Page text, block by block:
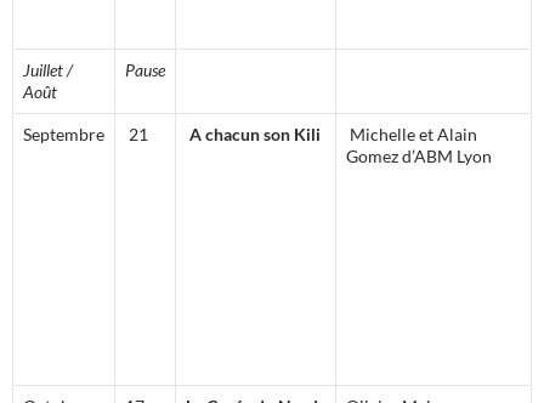
Juillet /
Août
Pause
Septembre 21 A chacun son Kili
Michelle et Alain
Gomez d’ABM Lyon